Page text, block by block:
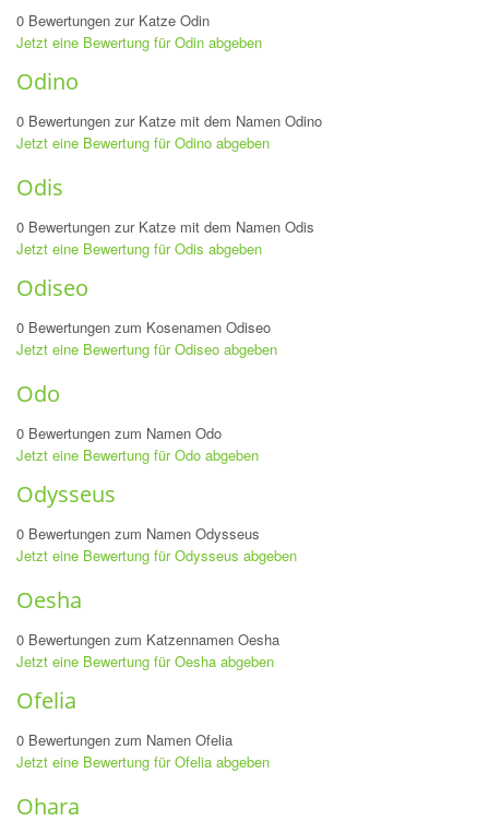
0 Bewertungen zur Katze Odin
Jetzt eine Bewertung für Odin abgeben
Odino
0 Bewertungen zur Katze mit dem Namen Odino
Jetzt eine Bewertung für Odino abgeben
Odis
0 Bewertungen zur Katze mit dem Namen Odis
Jetzt eine Bewertung für Odis abgeben
Odiseo
0 Bewertungen zum Kosenamen Odiseo
Jetzt eine Bewertung für Odiseo abgeben
Odo
0 Bewertungen zum Namen Odo
Jetzt eine Bewertung für Odo abgeben
Odysseus
0 Bewertungen zum Namen Odysseus
Jetzt eine Bewertung für Odysseus abgeben
Oesha
0 Bewertungen zum Katzennamen Oesha
Jetzt eine Bewertung für Oesha abgeben
Ofelia
0 Bewertungen zum Namen Ofelia
Jetzt eine Bewertung für Ofelia abgeben
Ohara